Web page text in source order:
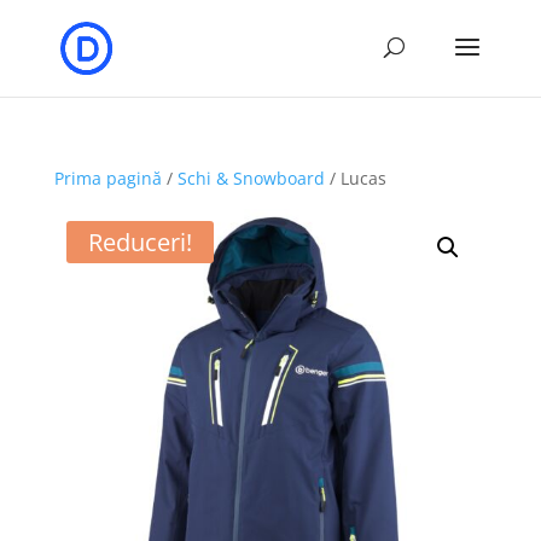
Prima pagină / Schi & Snowboard / Lucas
Reduceri!